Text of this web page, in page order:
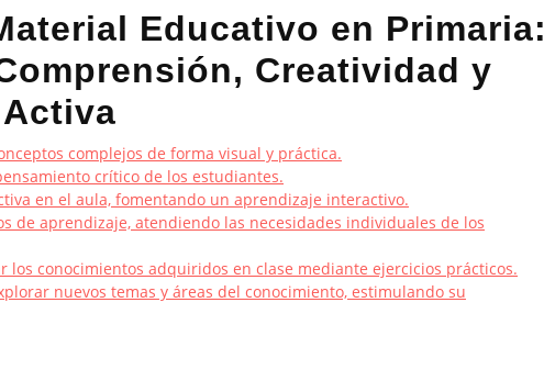
Educativo en Primaria:
Creatividad y
complejos de forma visual y práctica.
crítico de los estudiantes.
en el aula, fomentando un aprendizaje interactivo.
de aprendizaje, atendiendo las necesidades individuales de los
los conocimientos adquiridos en clase mediante ejercicios prácticos.
nuevos temas y áreas del conocimiento, estimulando su